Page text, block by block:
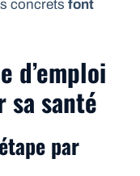
concrets font
d’emploi
sa santé
par